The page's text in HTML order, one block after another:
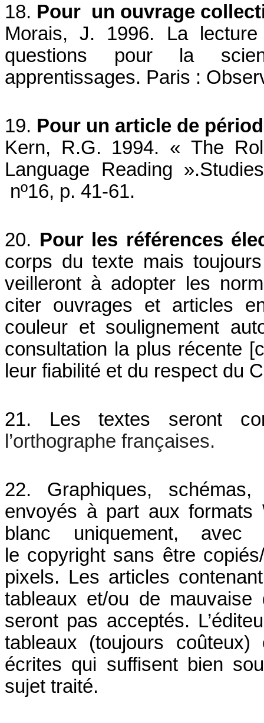
18. Pour un ouvrage
Morais, J. 1996. La
questions pour la
apprentissages. Paris :
19. Pour un article de
Kern, R.G. 1994. « The
Language Reading
nº16, p. 41-61.
20. Pour les références
corps du texte mais
veilleront à adopter les
citer ouvrages et articles
couleur et soulignement
consultation la plus récente
leur fiabilité et du respect du
21. Les textes seront
l’orthographe françaises.
22. Graphiques,
envoyés à part aux
blanc uniquement, avec
le copyright sans être
pixels. Les articles
tableaux et/ou de
seront pas acceptés.
tableaux (toujours
écrites qui suffisent bien
sujet traité.